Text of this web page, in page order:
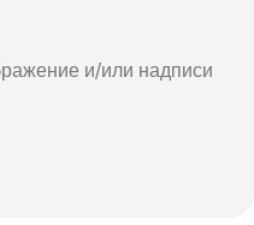
и/или надписи